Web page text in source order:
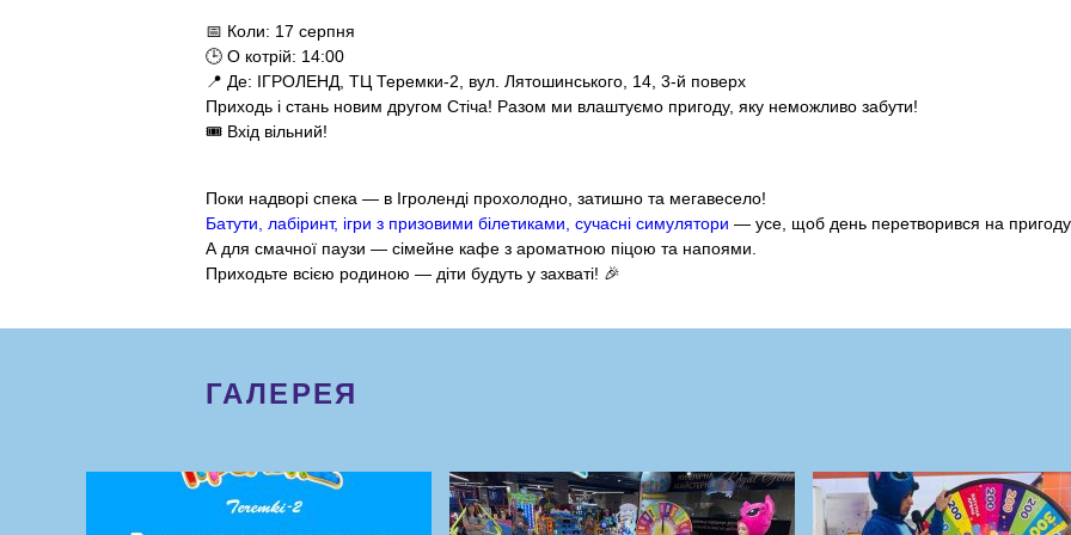
📅 Коли: 17 серпня
🕒 О котрій: 14:00
📍 Де: ІГРОЛЕНД, ТЦ Теремки-2, вул. Лятошинського, 14, 3-й поверх
Приходь і стань новим другом Стіча! Разом ми влаштуємо пригоду, яку неможливо забути!
🎟 Вхід вільний!
Поки надворі спека — в Ігроленді прохолодно, затишно та мегавесело!
Батути, лабіринт, ігри з призовими білетиками, сучасні симулятори — усе, щоб день перетворився на
А для смачної паузи — сімейне кафе з ароматною піцою та напоями.
Приходьте всією родиною — діти будуть у захваті! 🎉
ГАЛЕРЕЯ